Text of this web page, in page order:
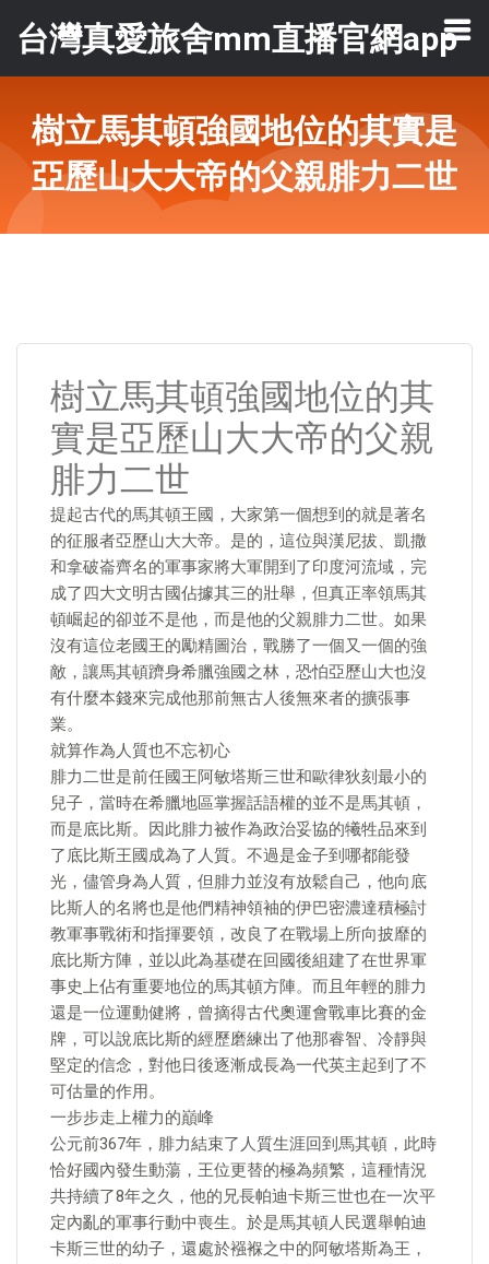
台灣真愛旅舍mm直播官網app
樹立馬其頓強國地位的其實是
亞歷山大大帝的父親腓力二世
樹立馬其頓強國地位的其
實是亞歷山大大帝的父親
腓力二世
提起古代的馬其頓王國，大家第一個想到的就是著名
的征服者亞歷山大大帝。是的，這位與漢尼拔、凱撒
和拿破崙齊名的軍事家將大軍開到了印度河流域，完
成了四大文明古國佔據其三的壯舉，但真正率領馬其
頓崛起的卻並不是他，而是他的父親腓力二世。如果
沒有這位老國王的勵精圖治，戰勝了一個又一個的強
敵，讓馬其頓躋身希臘強國之林，恐怕亞歷山大也沒
有什麼本錢來完成他那前無古人後無來者的擴張事
業。
就算作為人質也不忘初心
腓力二世是前任國王阿敏塔斯三世和歐律狄刻最小的
兒子，當時在希臘地區掌握話語權的並不是馬其頓，
而是底比斯。因此腓力被作為政治妥協的犧牲品來到
了底比斯王國成為了人質。不過是金子到哪都能發
光，儘管身為人質，但腓力並沒有放鬆自己，他向底
比斯人的名將也是他們精神領袖的伊巴密濃達積極討
教軍事戰術和指揮要領，改良了在戰場上所向披靡的
底比斯方陣，並以此為基礎在回國後組建了在世界軍
事史上佔有重要地位的馬其頓方陣。而且年輕的腓力
還是一位運動健將，曾摘得古代奧運會戰車比賽的金
牌，可以說底比斯的經歷磨練出了他那睿智、冷靜與
堅定的信念，對他日後逐漸成長為一代英主起到了不
可估量的作用。
一步步走上權力的巔峰
公元前367年，腓力結束了人質生涯回到馬其頓，此時
恰好國內發生動蕩，王位更替的極為頻繁，這種情況
共持續了8年之久，他的兄長帕迪卡斯三世也在一次平
定內亂的軍事行動中喪生。於是馬其頓人民選舉帕迪
卡斯三世的幼子，還處於襁褓之中的阿敏塔斯為王，